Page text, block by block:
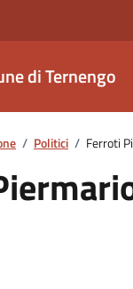
di Ternengo
/ Politici / Ferroti